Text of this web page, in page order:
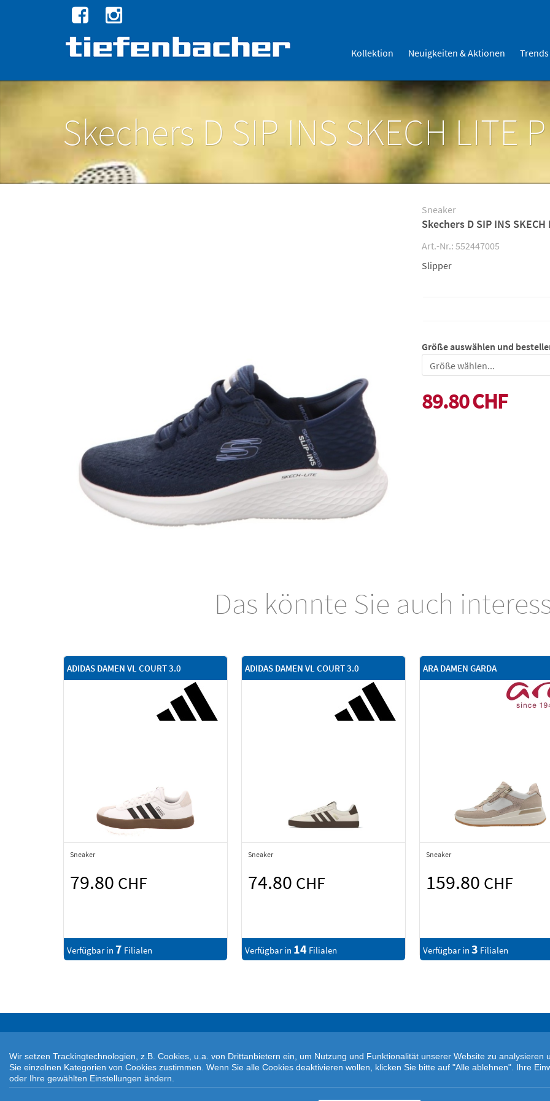
Kollektion Neuigkeiten & Aktionen Trends
Skechers D SIP INS SKECH LITE
Sneaker
Skechers D SIP INS SKECH
Art.-Nr.: 552447005
Slipper
Größe auswählen und
Größe
89.80 CHF
Das könnte Sie auch
ADIDAS DAMEN VL COURT 3.0
Sneaker
79.80 CHF
Verfügbar in 7 Filialen
ADIDAS DAMEN VL COURT 3.0
Sneaker
74.80 CHF
Verfügbar in 14 Filialen
ARA DAMEN GARDA
Sneaker
159.80 CHF
Verfügbar in 3 Filialen
Wir setzen Trackingtechnologien, z.B. Cookies, u.a. von Drittanbietern ein, um Nutzung und Funktionalität unserer Website zu
Sie einzelnen Kategorien von Cookies zustimmen. Wenn Sie alle Cookies deaktivieren wollen, klicken Sie bitte auf "Alle ablehnen". Ihre
oder Ihre gewählten Einstellungen ändern.